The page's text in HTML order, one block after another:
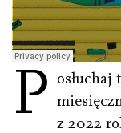
P osłuchaj
z 2022